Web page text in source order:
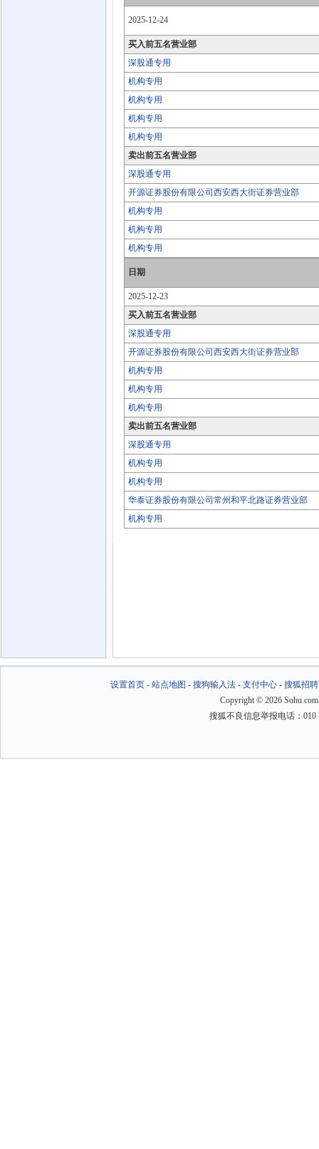
2025-12-24
买入前五名营业部
深股通专用
机构专用
机构专用
机构专用
机构专用
卖出前五名营业部
深股通专用
开源证券股份有限公司西安西大街证券营业部
机构专用
机构专用
机构专用
日期
2025-12-23
买入前五名营业部
深股通专用
开源证券股份有限公司西安西大街证券营业部
机构专用
机构专用
机构专用
卖出前五名营业部
深股通专用
机构专用
机构专用
华泰证券股份有限公司常州和平北路证券营业部
机构专用
设置首页- 站点地图 - 搜狗输入法- 支付中心- 搜狐招聘
Copyright © 2026
搜狐不良信息举报电话：010